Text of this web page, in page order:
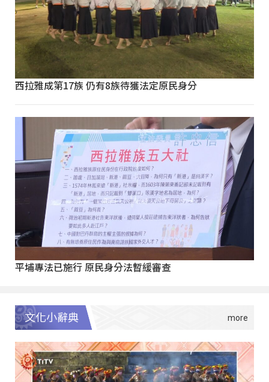
西拉雅成第17族 仍有8族待獲法定原民身分
平埔專法已施行 原民身分法暫緩審查
文化小辭典